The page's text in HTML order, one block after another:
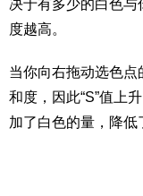
决于有多少的白色与
度越高。
当你向右拖动选色
和度，因此“S”值上
加了白色的量，降低